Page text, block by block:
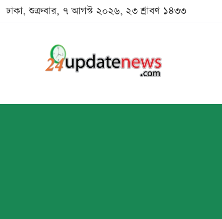
ঢাকা, শুক্রবার, ৭ আগস্ট ২০২৬, ২৩ শ্রাবণ ১৪৩৩